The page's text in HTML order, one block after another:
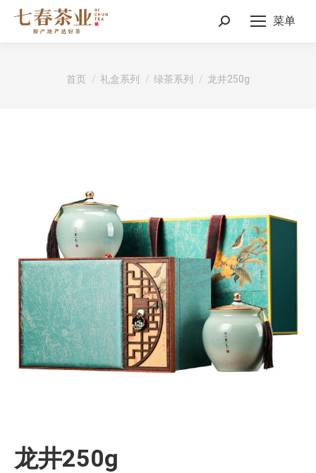
菜单
Search:
您在这里：
首页 礼盒系列 绿茶系列 龙井250g
龙井250g